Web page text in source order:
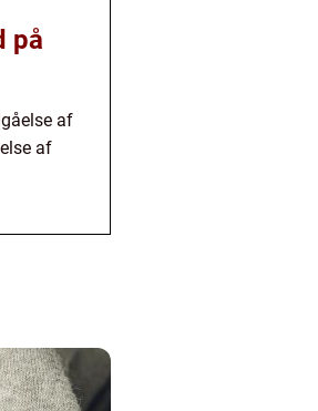
på
af
af